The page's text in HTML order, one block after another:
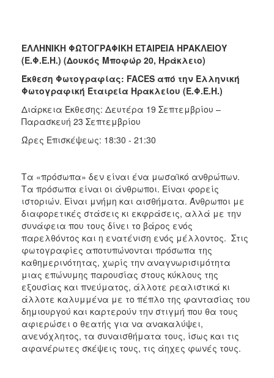
ΕΛΛΗΝΙΚΗ ΦΩΤΟΓΡΑΦΙΚΗ ΕΤΑΙΡΕΙΑ ΗΡΑΚΛΕΙΟΥ
(Ε.Φ.Ε.Η.) (Δουκός Μποφώρ 20, Ηράκλειο)
Έκθεση Φωτογραφίας: FACES από την Ελληνική
Φωτογραφική Εταιρεία Ηρακλείου (Ε.Φ.Ε.Η.)
Διάρκεια Έκθεσης: Δευτέρα 19 Σεπτεμβρίου –
Παρασκευή 23 Σεπτεμβρίου
Ώρες Επισκέψεως: 18:30 - 21:30
Τα «πρόσωπα» δεν είναι ένα μωσαϊκό ανθρώπων.
Τα πρόσωπα είναι οι άνθρωποι. Είναι φορείς
ιστοριών. Είναι μνήμη και αισθήματα. Άνθρωποι με
διαφορετικές στάσεις κι εκφράσεις, αλλά με την
συνάφεια που τους δίνει το βάρος ενός
παρελθόντος και η ενατένιση ενός μέλλοντος. Στις
φωτογραφίες αποτυπώνονται πρόσωπα της
καθημερινότητας, χωρίς την αναγνωρισιμότητα
μιας επώνυμης παρουσίας στους κύκλους της
εξουσίας και πνεύματος, άλλοτε ρεαλιστικά κι
άλλοτε καλυμμένα με το πέπλο της φαντασίας του
δημιουργού και καρτερούν την στιγμή που θα τους
αφιερώσει ο θεατής για να ανακαλύψει,
ανενόχλητος, τα συναισθήματα τους, ίσως και τις
αφανέρωτες σκέψεις τους, τις άηχες φωνές τους.